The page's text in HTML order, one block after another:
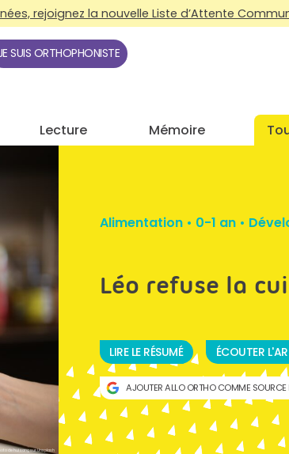
rejoignez la nouvelle Liste d’Attente
SUIS ORTHOPHONISTE
Lecture Mémoire
de hui sang sur Unsplash
Alimentation• 0-1 an•
Léo refuse la
LIRE LE RÉSUMÉ ÉCOUTER
AJOUTER ALLO ORTHO COMME SOURCE